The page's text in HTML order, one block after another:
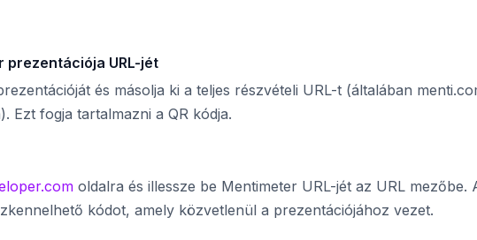
prezentációja URL-jét
és másolja ki a teljes részvételi URL-t (általában
Ezt fogja tartalmazni a QR kódja.
oldalra és illessze be Mentimeter URL-jét az URL mezőbe.
kódot, amely közvetlenül a prezentációjához vezet.